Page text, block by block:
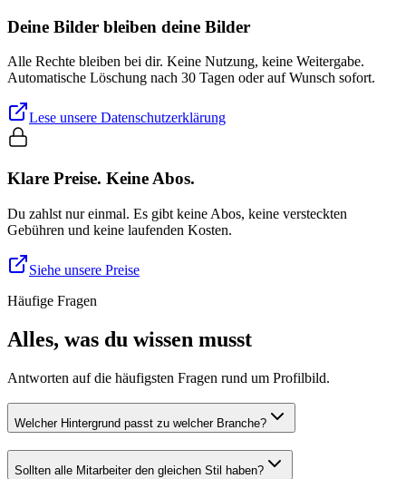
Deine Bilder bleiben deine Bilder
Alle Rechte bleiben bei dir. Keine Nutzung, keine Weitergabe.
Automatische Löschung nach 30 Tagen oder auf Wunsch sofort.
Lese unsere Datenschutzerklärung
Klare Preise. Keine Abos.
Du zahlst nur einmal. Es gibt keine Abos, keine versteckten
Gebühren und keine laufenden Kosten.
Siehe unsere Preise
Häufige Fragen
Alles, was du wissen musst
Antworten auf die häufigsten Fragen rund um Profilbild.
Welcher Hintergrund passt zu welcher Branche?
Sollten alle Mitarbeiter den gleichen Stil haben?